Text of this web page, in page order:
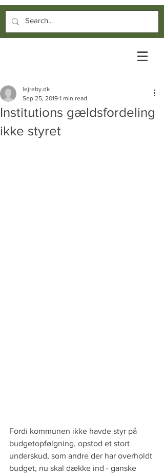
Institutions gældsfordeling
ikke styret
lejreby.dk
Sep 25, 2019 1 min read
Fordi kommunen ikke havde styr på
budgetopfølgning, opstod et stort
underskud, som andre der har overholdt
budget, nu skal dække ind - ganske